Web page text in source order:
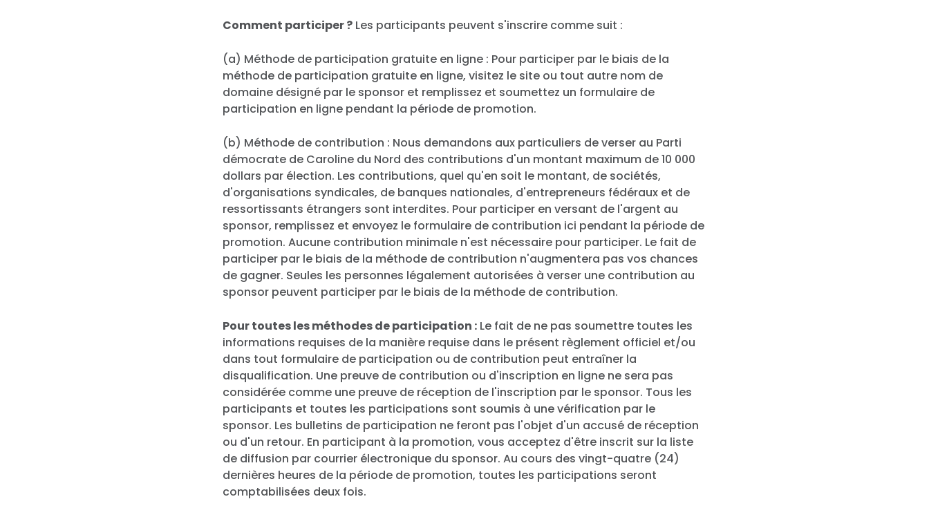
Comment participer ? Les participants peuvent s'inscrire comme suit :
(a) Méthode de participation gratuite en ligne : Pour participer par le biais de la
méthode de participation gratuite en ligne, visitez le site ou tout autre nom de
domaine désigné par le sponsor et remplissez et soumettez un formulaire de
participation en ligne pendant la période de promotion.
(b) Méthode de contribution : Nous demandons aux particuliers de verser au Parti
démocrate de Caroline du Nord des contributions d'un montant maximum de 10 000
dollars par élection. Les contributions, quel qu'en soit le montant, de sociétés,
d'organisations syndicales, de banques nationales, d'entrepreneurs fédéraux et de
ressortissants étrangers sont interdites. Pour participer en versant de l'argent au
sponsor, remplissez et envoyez le formulaire de contribution ici pendant la période de
promotion. Aucune contribution minimale n'est nécessaire pour participer. Le fait de
participer par le biais de la méthode de contribution n'augmentera pas vos chances
de gagner. Seules les personnes légalement autorisées à verser une contribution au
sponsor peuvent participer par le biais de la méthode de contribution.
Pour toutes les méthodes de participation : Le fait de ne pas soumettre toutes les
informations requises de la manière requise dans le présent règlement officiel et/ou
dans tout formulaire de participation ou de contribution peut entraîner la
disqualification. Une preuve de contribution ou d'inscription en ligne ne sera pas
considérée comme une preuve de réception de l'inscription par le sponsor. Tous les
participants et toutes les participations sont soumis à une vérification par le
sponsor. Les bulletins de participation ne feront pas l'objet d'un accusé de réception
ou d'un retour. En participant à la promotion, vous acceptez d'être inscrit sur la liste
de diffusion par courrier électronique du sponsor. Au cours des vingt-quatre (24)
dernières heures de la période de promotion, toutes les participations seront
comptabilisées deux fois.